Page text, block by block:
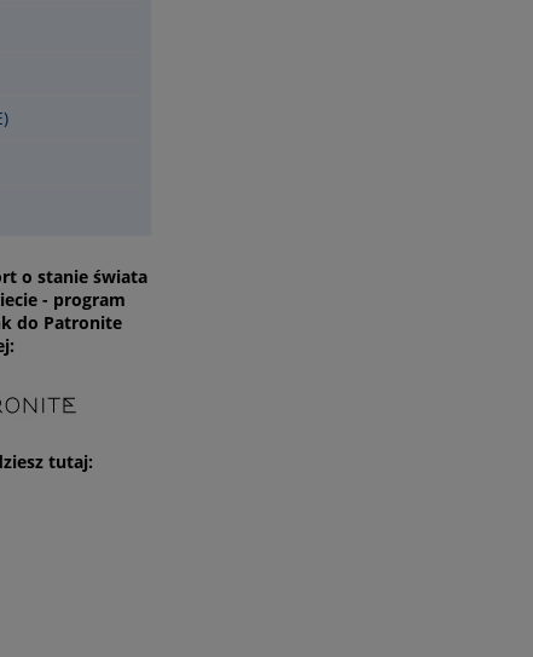
o stanie świata
- program
do Patronite
tutaj: